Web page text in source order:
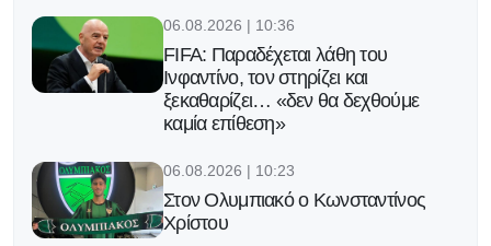
06.08.2026 | 10:36
FIFA: Παραδέχεται λάθη του
Ινφαντίνο, τον στηρίζει και
ξεκαθαρίζει… «δεν θα δεχθούμε
καμία επίθεση»
06.08.2026 | 10:23
Στον Ολυμπιακό ο Κωνσταντίνος
Χρίστου